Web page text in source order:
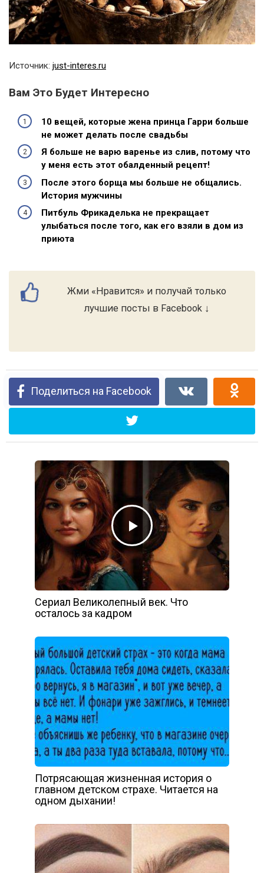
Источник: just-interes.ru
Вам Это Будет Интересно
10 вещей, которые жена принца Гарри больше
не может делать после свадьбы
Я больше не варю варенье из слив, потому что
у меня есть этот обалденный рецепт!
После этого борща мы больше не общались.
История мужчины
Питбуль Фрикаделька не прекращает
улыбаться после того, как его взяли в дом из
приюта
Жми «Нравится» и получай только
лучшие посты в Facebook ↓
Поделиться на Facebook
Сериал Великолепный век. Что
осталось за кадром
Потрясающая жизненная история о
главном детском страхе. Читается на
одном дыхании!